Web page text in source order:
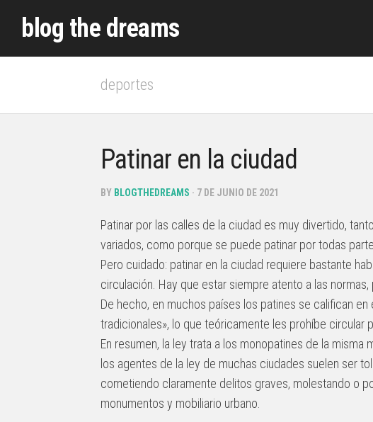
contentblog the dreams
deportes
Patinar en la ciudad
BY BLOGTHEDREAMS · 7 DE JUNIO DE 2021
Patinar por las calles de la ciudad es muy divertido,
variados, como porque se puede patinar por todas
Pero cuidado: patinar en la ciudad requiere bastante
circulación. Hay que estar siempre atento a las
De hecho, en muchos países los patines se califican
tradicionales», lo que teóricamente les prohíbe circular
En resumen, la ley trata a los monopatines de la
los agentes de la ley de muchas ciudades suelen ser
cometiendo claramente delitos graves, molestando o
monumentos y mobiliario urbano.